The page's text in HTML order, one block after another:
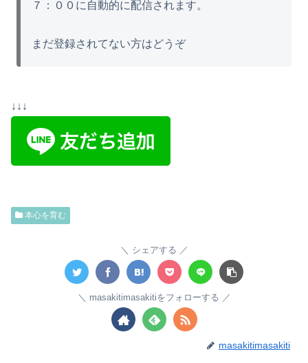
７：００に自動的に配信されます。
まだ登録されてない方はどうぞ
↓↓↓
本心を育む
シェアする
masakitimasakitiをフォローする
masakitimasakiti